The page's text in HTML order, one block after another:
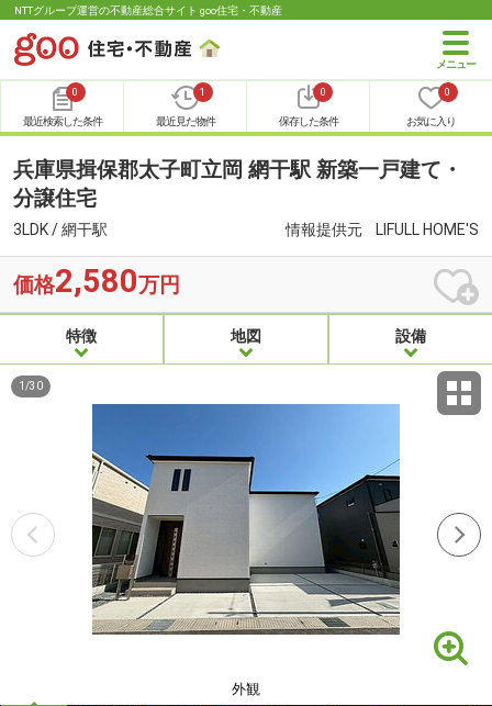
NTTグループ運営の不動産総合サイト goo住宅・不動産
0
最近検索した条件
1
最近見た物件
0
保存した条件
0
お気に入り
兵庫県揖保郡太子町立岡 網干駅 新築一戸建て・
分譲住宅
3LDK / 網干駅 情報提供元 LIFULL HOME'S
価格2,580万円
特徴 地図 設備
外観
1 /30